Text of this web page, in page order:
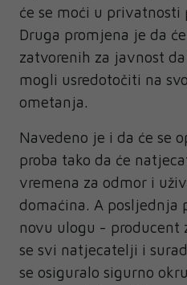
će se moći u privatnosti
Druga promjena je da
zatvorenih za javnost
mogli usredotočiti na
ometanja.
Navedeno je i da će se
proba tako da će
vremena za odmor i
domaćina. A posljednja
novu ulogu - producent
se svi natjecatelji i
se osiguralo sigurno